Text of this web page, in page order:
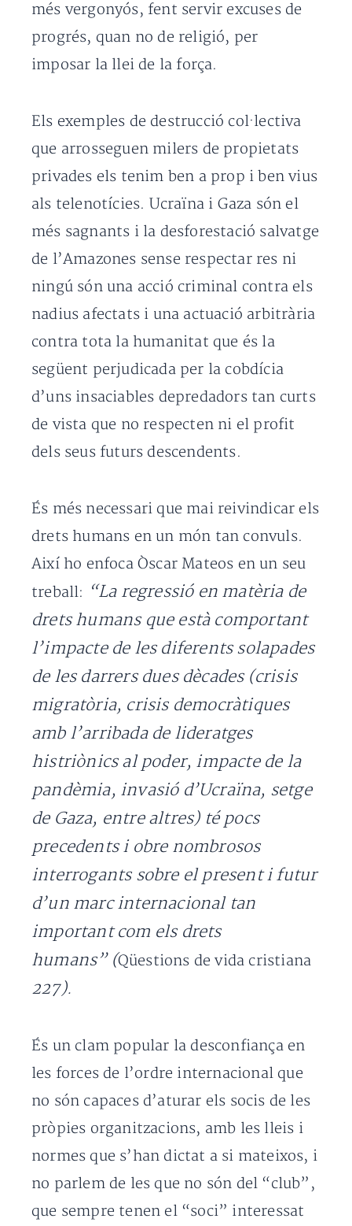
més vergonyós, fent servir excuses de
progrés, quan no de religió, per
imposar la llei de la força.
Els exemples de destrucció col·lectiva
que arrosseguen milers de propietats
privades els tenim ben a prop i ben vius
als telenotícies. Ucraïna i Gaza són el
més sagnants i la desforestació salvatge
de l’Amazones sense respectar res ni
ningú són una acció criminal contra els
nadius afectats i una actuació arbitrària
contra tota la humanitat que és la
següent perjudicada per la cobdícia
d’uns insaciables depredadors tan curts
de vista que no respecten ni el profit
dels seus futurs descendents.
És més necessari que mai reivindicar els
drets humans en un món tan convuls.
Així ho enfoca Òscar Mateos en un seu
treball: “La regressió en matèria de
drets humans que està comportant
l’impacte de les diferents solapades
de les darrers dues dècades (crisis
migratòria, crisis democràtiques
amb l’arribada de lideratges
histriònics al poder, impacte de la
pandèmia, invasió d’Ucraïna, setge
de Gaza, entre altres) té pocs
precedents i obre nombrosos
interrogants sobre el present i futur
d’un marc internacional tan
important com els drets
humans” (Qüestions de vida cristiana
227).
És un clam popular la desconfiança en
les forces de l’ordre internacional que
no són capaces d’aturar els socis de les
pròpies organitzacions, amb les lleis i
normes que s’han dictat a si mateixos, i
no parlem de les que no són del “club”,
que sempre tenen el “soci” interessat